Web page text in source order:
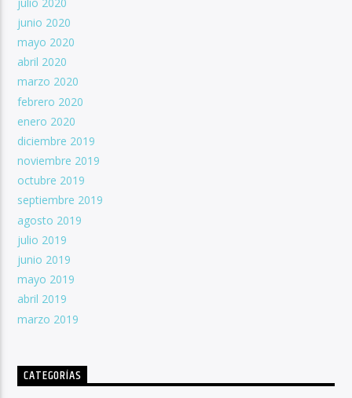
junio 2020
mayo 2020
abril 2020
marzo 2020
febrero 2020
enero 2020
diciembre 2019
noviembre 2019
octubre 2019
septiembre 2019
agosto 2019
julio 2019
junio 2019
mayo 2019
abril 2019
marzo 2019
CATEGORÍAS